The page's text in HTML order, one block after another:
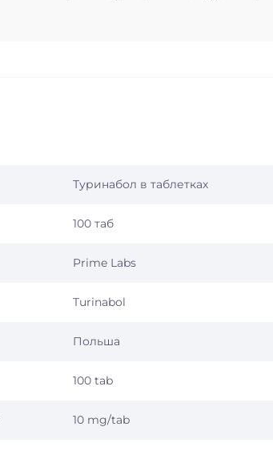
Туринабол в таблетках
100 таб
Prime Labs
Turinabol
Польша
100 tab
10 mg/tab